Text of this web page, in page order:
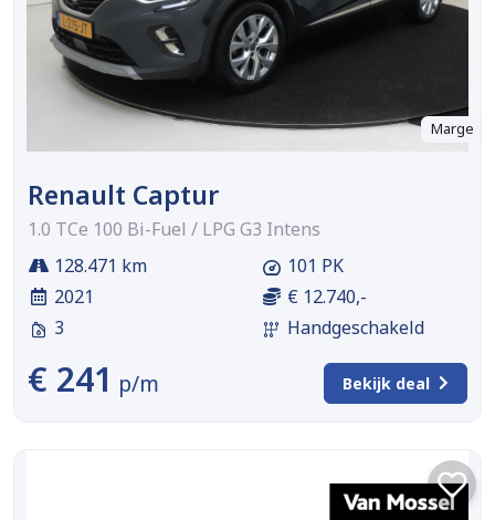
Marge
Renault Captur
1.0 TCe 100 Bi-Fuel / LPG G3 Intens
128.471 km
2021
3
101 PK
€ 12.740,-
Handgeschakeld
€ 241 p/m Bekijk deal